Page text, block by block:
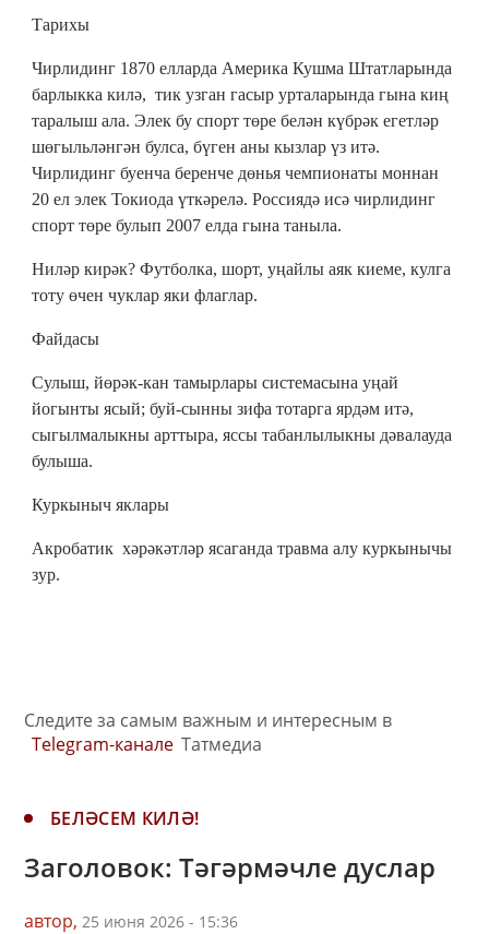
Тарихы
Чирлидинг 1870 елларда Америка Кушма Штатларында
барлыкка килә, тик узган гасыр урталарында гына киң
таралыш ала. Элек бу спорт төре белән күбрәк егетләр
шөгыльләнгән булса, бүген аны кызлар үз итә.
Чирлидинг буенча беренче дөнья чемпионаты моннан
20 ел элек Токиода үткәрелә. Россиядә исә чирлидинг
спорт төре булып 2007 елда гына таныла.
Ниләр кирәк? Футболка, шорт, уңайлы аяк киеме, кулга
тоту өчен чуклар яки флаглар.
Файдасы
Сулыш, йөрәк-кан тамырлары системасына уңай
йогынты ясый; буй-сынны зифа тотарга ярдәм итә,
сыгылмалыкны арттыра, яссы табанлылыкны дәвалауда
булыша.
Куркыныч яклары
Акробатик хәрәкәтләр ясаганда травма алу куркынычы
зур.
Следите за самым важным и интересным в
Telegram-канале Татмедиа
БЕЛӘСЕМ КИЛӘ!
Заголовок: Тәгәрмәчле дуслар
автор, 25 июня 2026 - 15:36